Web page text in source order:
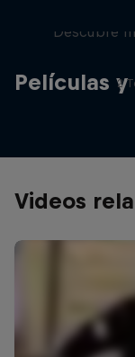
Películas y
Descubre
2
Videos